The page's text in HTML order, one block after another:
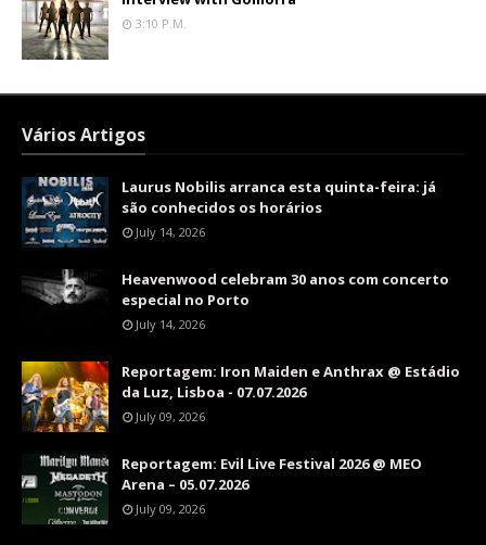
3:10 P.m.
Vários Artigos
Laurus Nobilis arranca esta quinta-feira: já
são conhecidos os horários
July 14, 2026
Heavenwood celebram 30 anos com concerto
especial no Porto
July 14, 2026
Reportagem: Iron Maiden e Anthrax @ Estádio
da Luz, Lisboa - 07.07.2026
July 09, 2026
Reportagem: Evil Live Festival 2026 @ MEO
Arena – 05.07.2026
July 09, 2026